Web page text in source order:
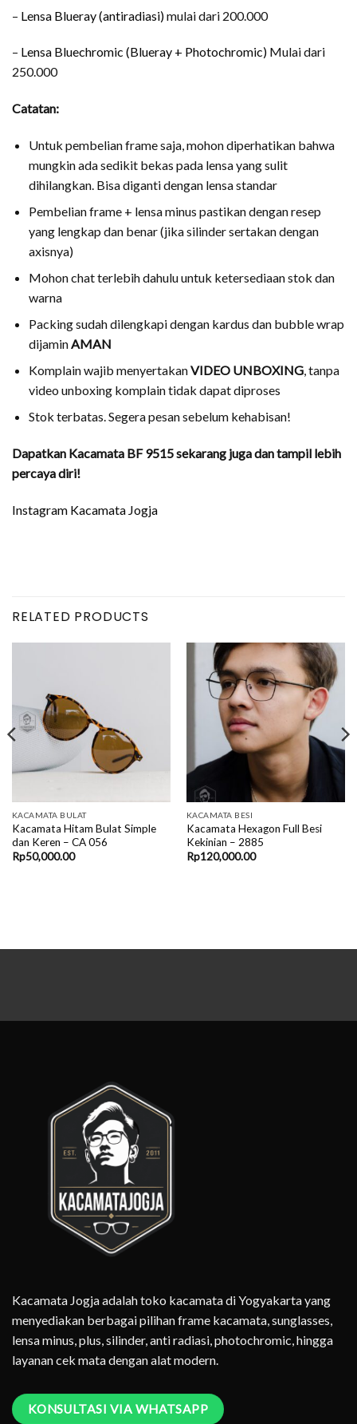
– Lensa Blueray (antiradiasi)mulai dari 200.000
– Lensa Bluechromic (Blueray + Photochromic) Mulai dari
250.000
Catatan:
Untuk pembelian frame saja, mohon diperhatikan bahwa
mungkin ada sedikit bekas pada lensa yang sulit
dihilangkan. Bisa diganti dengan lensa standar
Pembelian frame + lensa minus pastikan dengan resep
yang lengkap dan benar (jika silinder sertakan dengan
axisnya)
Mohon chat terlebih dahulu untuk ketersediaan stok dan
warna
Packing sudah dilengkapi dengan kardus dan bubble wrap
dijaminAMAN
Komplain wajib menyertakanVIDEO UNBOXING, tanpa
video unboxing komplain tidak dapat diproses
Stok terbatas. Segera pesan sebelum kehabisan!
Dapatkan Kacamata BF 9515 sekarang juga dan tampil lebih
percaya diri!
Instagram Kacamata Jogja
RELATED PRODUCTS
KACAMATA BULAT
Kacamata Hitam Bulat Simple
dan Keren – CA 056
Rp50,000.00
KACAMATA BESI
Kacamata Hexagon Full Besi
Kekinian – 2885
Rp120,000.00
Kacamata Jogja adalah toko kacamata di Yogyakarta yang
menyediakan berbagai pilihan frame kacamata, sunglasses,
lensa minus, plus, silinder, anti radiasi, photochromic, hingga
layanan cek mata dengan alat modern.
KONSULTASI VIA WHATSAPP